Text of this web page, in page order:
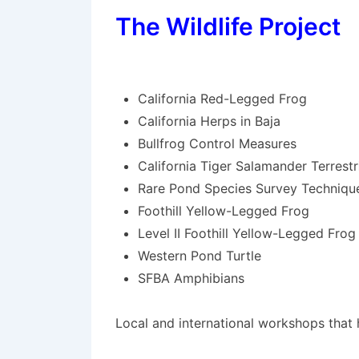
The Wildlife Project
Kladionicavodic
Regulacija oglašavanja kladionica u
reklamiranja klađenja postala je jedna
zemalja, suočena s izazovom
te omogućavanja legalnog i
zahtijeva dublje poznavanje
California Red-Legged Frog
California Herps in Baja
Bullfrog Control Measures
California Tiger Salamander
Rare Pond Species Survey
Foothill Yellow-Legged Frog
Level II Foothill Yellow-Legged Frog
Western Pond Turtle
SFBA Amphibians
Local and international workshops